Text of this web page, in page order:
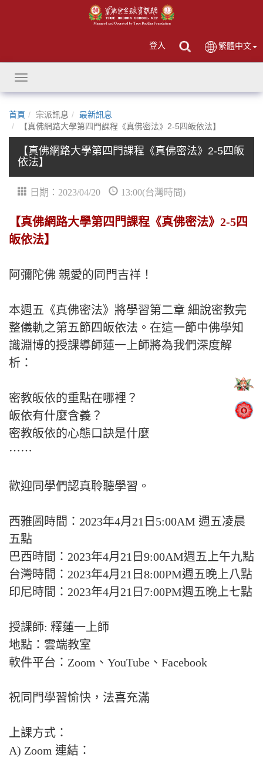
登入 繁體中文
Toggle
navigation
首頁 宗派訊息
最新訊息
【真佛網路大學第四門課程《真佛密法》2-5四皈依法】
【真佛網路大學第四門課程《真佛密法》2-5四皈
依法】
日期：2023/04/20 13:00(台灣時間)
【真佛網路大學第四門課程《真佛密法》2-5四
皈依法】
阿彌陀佛 親愛的同門吉祥！
本週五《真佛密法》將學習第二章 細說密教完
整儀軌之第五節四皈依法。在這一節中佛學知
識淵博的授課導師蓮一上師將為我們深度解
析：
密教皈依的重點在哪裡？
皈依有什麼含義？
密教皈依的心態口訣是什麼
⋯⋯
歡迎同學們認真聆聽學習。
西雅圖時間：2023年4月21日5:00AM 週五凌晨
五點
巴西時間：2023年4月21日9:00AM週五上午九點
台灣時間：2023年4月21日8:00PM週五晚上八點
印尼時間：2023年4月21日7:00PM週五晚上七點
授課師: 釋蓮一上師
地點：雲端教室
軟件平台：Zoom、YouTube、Facebook
祝同門學習愉快，法喜充滿
上課方式：
A) Zoom 連結：